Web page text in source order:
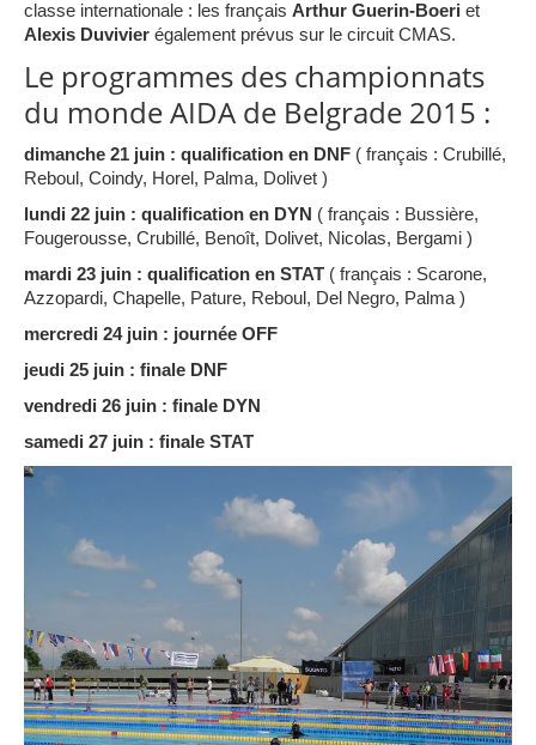
classe internationale : les français Arthur Guerin-Boeri et
Alexis Duvivier également prévus sur le circuit CMAS.
Le programmes des championnats
du monde AIDA de Belgrade 2015 :
dimanche 21 juin : qualification en DNF ( français : Crubillé,
Reboul, Coindy, Horel, Palma, Dolivet )
lundi 22 juin : qualification en DYN ( français : Bussière,
Fougerousse, Crubillé, Benoît, Dolivet, Nicolas, Bergami )
mardi 23 juin : qualification en STAT ( français : Scarone,
Azzopardi, Chapelle, Pature, Reboul, Del Negro, Palma )
mercredi 24 juin : journée OFF
jeudi 25 juin : finale DNF
vendredi 26 juin : finale DYN
samedi 27 juin : finale STAT